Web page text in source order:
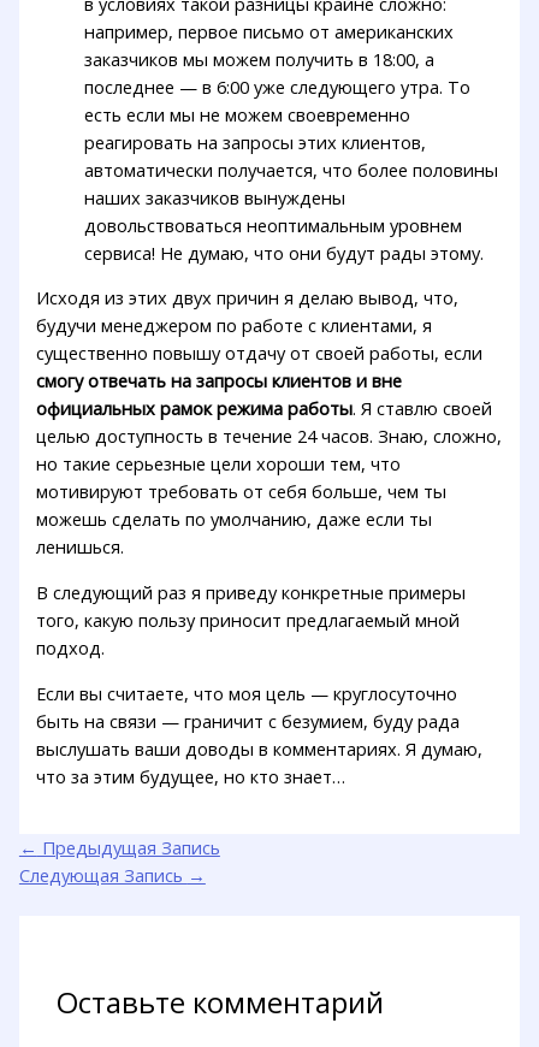
например, первое письмо от американских
заказчиков мы можем получить в 18:00, а
последнее — в 6:00 уже следующего утра. То
есть если мы не можем своевременно
реагировать на запросы этих клиентов,
автоматически получается, что более половины
наших заказчиков вынуждены
довольствоваться неоптимальным уровнем
сервиса! Не думаю, что они будут рады этому.
Исходя из этих двух причин я делаю вывод, что,
будучи менеджером по работе с клиентами, я
существенно повышу отдачу от своей работы, если
смогу отвечать на запросы клиентов и вне
официальных рамок режима работы. Я ставлю своей
целью доступность в течение 24 часов. Знаю, сложно,
но такие серьезные цели хороши тем, что
мотивируют требовать от себя больше, чем ты
можешь сделать по умолчанию, даже если ты
ленишься.
В следующий раз я приведу конкретные примеры
того, какую пользу приносит предлагаемый мной
подход.
Если вы считаете, что моя цель — круглосуточно
быть на связи — граничит с безумием, буду рада
выслушать ваши доводы в комментариях. Я думаю,
что за этим будущее, но кто знает…
← Предыдущая Запись
Следующая Запись →
Оставьте комментарий